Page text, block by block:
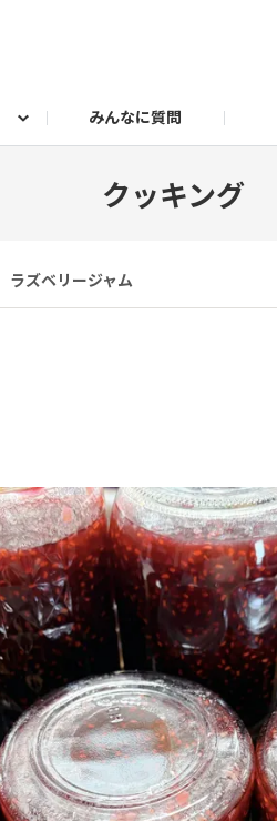
みんなに質問
クッキング
ラズベリージャム